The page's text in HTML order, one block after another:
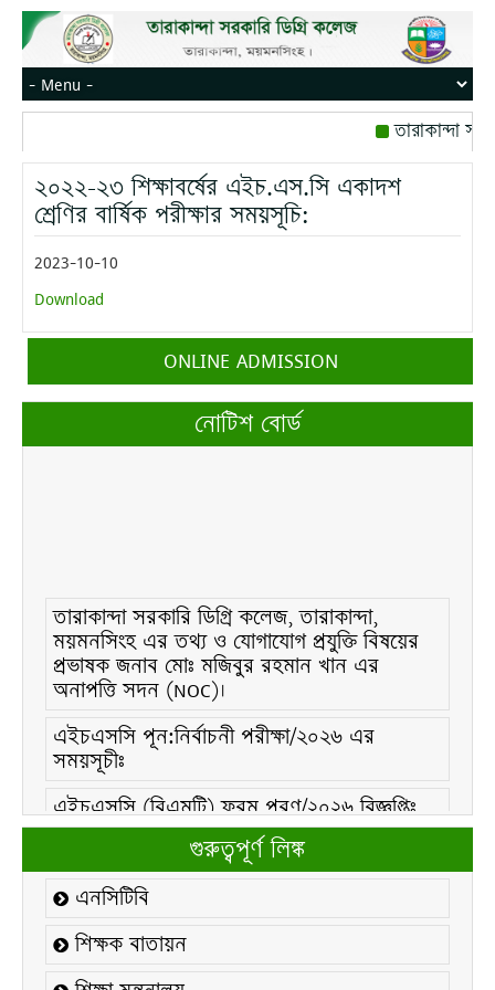
তারাকান্দা
রোজ বৃহস্পতিবার।
মোবাইল নম্বর:
২০২২-২৩ শিক্ষাবর্ষের এইচ.এস.সি একাদশ
শ্রেণির বার্ষিক পরীক্ষার সময়সূচি:
2023-10-10
Download
ONLINE ADMISSION
নোটিশ বোর্ড
তারাকান্দা সরকারি ডিগ্রি কলেজ, তারাকান্দা,
ময়মনসিংহ এর তথ্য ও যোগাযোগ প্রযুক্তি বিষয়ের
প্রভাষক জনাব মোঃ মজিবুর রহমান খান এর
অনাপত্তি সদন (NOC)।
এইচএসসি পূন:নির্বাচনী পরীক্ষা/২০২৬ এর
সময়সূচীঃ
এইচএসসি (বিএমটি) ফরম পূরণ/২০২৬ বিজ্ঞপ্তিঃ
এইচএসসি ফরম/২০২৬ পূরণ বিজ্ঞপ্তিঃ
২১ ফেব্রুয়ারি/২০২৬ ইং তারিখে “শহিদ দিবস ও
আন্তর্জাতিক মাতৃভাষা দিবস-২০২৬ উদযাপন
উপলক্ষ্যে নোটিশঃ
কলেজ বন্ধ সংক্রান্ত নোটিশঃ
গুরুত্বপূর্ণ লিঙ্ক
এনসিটিবি
শিক্ষক বাতায়ন